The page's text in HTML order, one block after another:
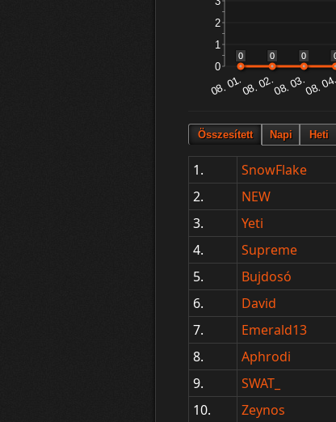
1. SnowFlake
2.
NEW
3.
Yeti
4.
Supreme
5.
Bujdosó
6.
David
7.
Emerald13
8.
Aphrodi
9.
SWAT_
10.
Zeynos